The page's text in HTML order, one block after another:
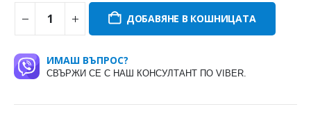
ДОБАВЯНЕ В КОШНИЦАТА
ИМАШ ВЪПРОС?
СВЪРЖИ СЕ С НАШ КОНСУЛТАНТ ПО VIBER.